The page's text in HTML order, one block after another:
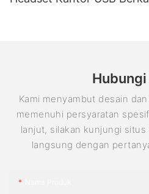
Kami menyambut desain
memenuhi persyaratan
lanjut, silakan kunjungi
langsung dengan